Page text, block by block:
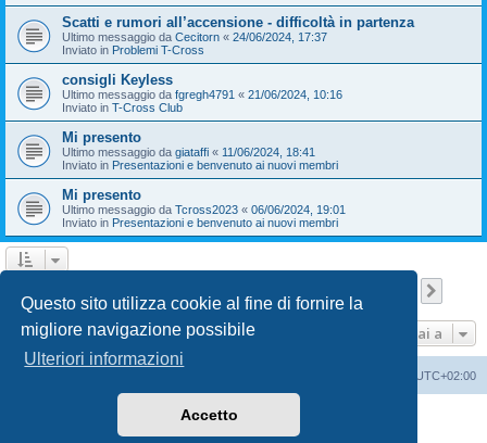
Questo sito utilizza cookie al fine di fornire la
migliore navigazione possibile
Ulteriori informazioni
Accetto
Scatti e rumori all’accensione - difficoltà in partenza
Ultimo messaggio da Cecitorn « 24/06/2024, 17:37
Inviato in Problemi T-Cross
consigli Keyless
Ultimo messaggio da fgregh4791 « 21/06/2024, 10:16
Inviato in T-Cross Club
Mi presento
Ultimo messaggio da giataffi « 11/06/2024, 18:41
Inviato in Presentazioni e benvenuto ai nuovi membri
Mi presento
Ultimo messaggio da Tcross2023 « 06/06/2024, 19:01
Inviato in Presentazioni e benvenuto ai nuovi membri
Vai a
UTC+02:00
phpBB® Forum Software © phpBB Limited
phpBB-Italia.it